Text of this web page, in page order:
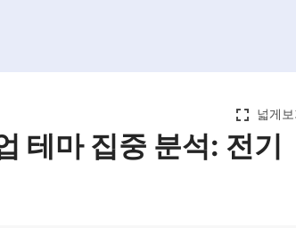
fullscreen 넓게보
테마 집중 분석: 전기